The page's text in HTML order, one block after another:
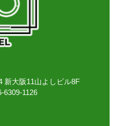
新大阪11山よしビル8F
6309-1126